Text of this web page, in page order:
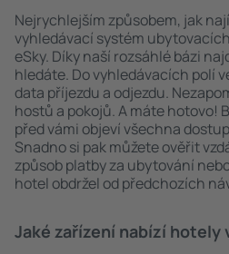
Nejrychlejším způsobem, jak
vyhledávací systém
eSky. Díky naší rozsáhlé bázi
hledáte. Do vyhledávacích polí
data příjezdu a odjezdu.
hostů a pokojů. A máte hotovo!
před vámi objeví všechna
Snadno si pak můžete ověřit
způsob platby za ubytování
hotel obdržel od předchozích
Jaké zařízení nabízí hotely